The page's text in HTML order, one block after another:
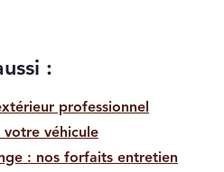
:
professionnel
votre véhicule
: nos forfaits entretien